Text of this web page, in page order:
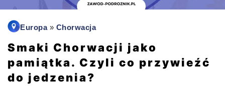
Europa» Chorwacja
Smaki Chorwacji jako
pamiątka. Czyli co przywieźć
do jedzenia?